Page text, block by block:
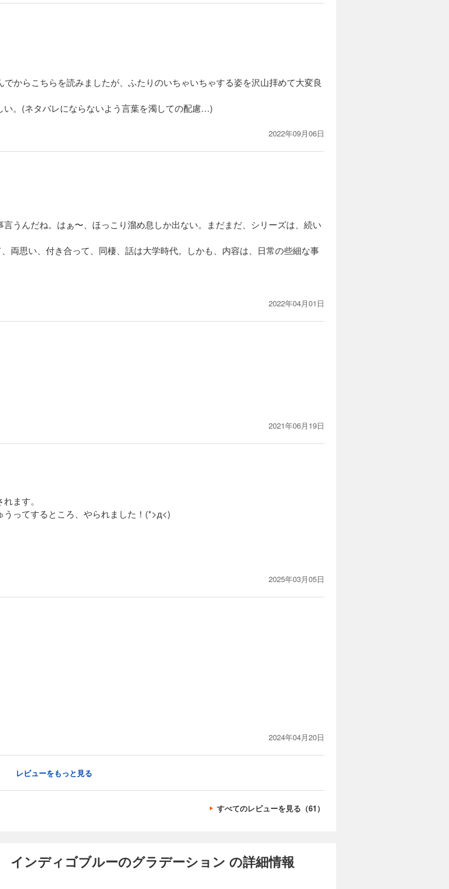
からこちらを読みましたが、ふたりのいちゃいちゃする姿を沢山拝めて大変良
。(ネタバレにならないよう言葉を濁しての配慮…)
2022年09月06日
うんだね。はぁ〜、ほっこり溜め息しか出ない。まだまだ、シリーズは、続い
両思い、付き合って、同棲、話は大学時代。しかも、内容は、日常の些細な事
2022年04月01日
2021年06月19日
ます。
ってするところ、やられました！(*>д<)
2025年03月05日
2024年04月20日
レビューをもっと見る
すべてのレビューを見る（61）
ンディゴブルーのグラデーション の詳細情報